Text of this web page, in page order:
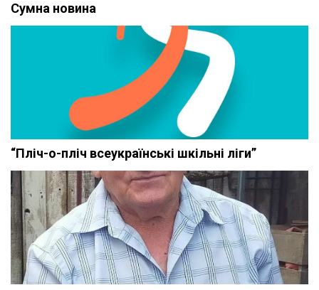
Сумна новина
“Пліч-о-пліч всеукраїнські шкільні ліги”